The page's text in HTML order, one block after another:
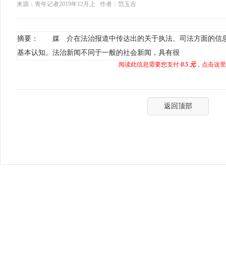
来源：青年记者2019年12月上
作者：范玉吉
摘要： 媒 介在法治报道中传达出的关于执法、司法方面的信
基本认知。法治新闻不同于一般的社会新闻，具有很
阅读此信息需要您支付 0.5 元，点击这
返回顶部